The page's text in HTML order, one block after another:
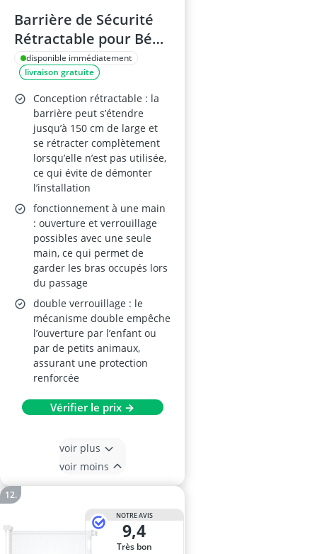
Barrière de Sécurité
Rétractable pour Bébé
et Animaux, 0-150 cm,
Escaliers/Couloirs/Por
tes, Intérieure et
Extérieure
disponible immédiatement
livraison gratuite
Conception rétractable : la
barrière peut s’étendre
jusqu’à 150 cm de large et
se rétracter complètement
lorsqu’elle n’est pas utilisée,
ce qui évite de démonter
l’installation
fonctionnement à une main
: ouverture et verrouillage
possibles avec une seule
main, ce qui permet de
garder les bras occupés lors
du passage
double verrouillage : le
mécanisme double empêche
l’ouverture par l’enfant ou
par de petits animaux,
assurant une protection
renforcée
Vérifier le prix →
voir plus
voir moins
NOTRE AVIS
9,4
Très bon